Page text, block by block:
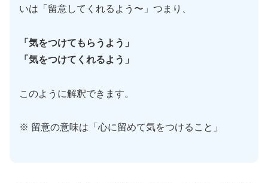
いは「留意してくれるよう〜」つまり、
「気をつけてもらうよう」
「気をつけてくれるよう」
このように解釈できます。
※ 留意の意味は「心に留めて気をつけること」